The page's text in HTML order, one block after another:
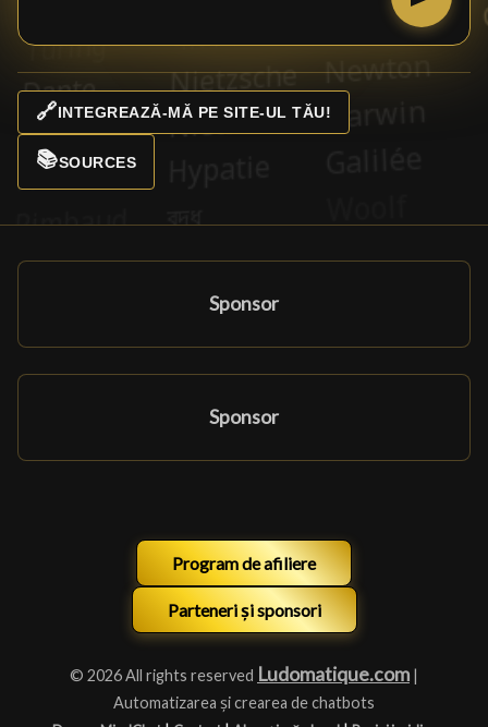
🔗INTEGREAZĂ-MĂ PE SITE-UL TĂU!
📚SOURCES
Sponsor
Sponsor
Program de afiliere
Parteneri și sponsori
© 2026 All rights reserved Ludomatique.com |
Automatizarea și crearea de chatbots